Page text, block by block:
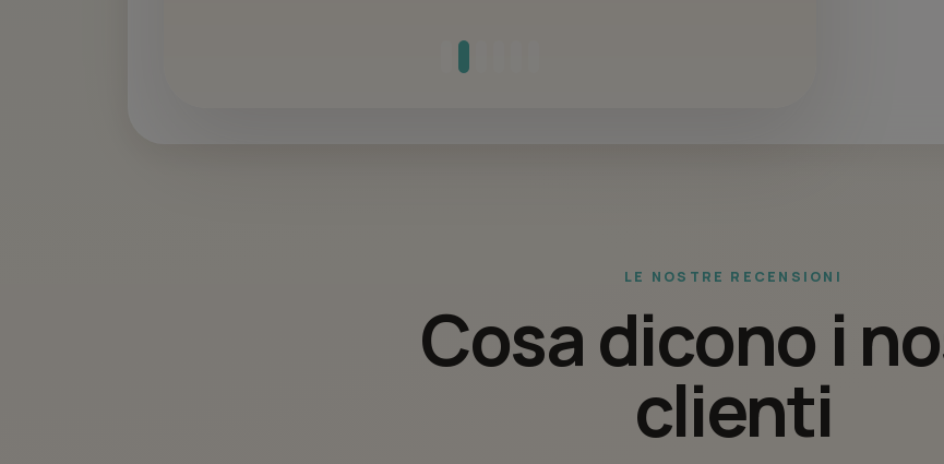
LE NOSTRE RECENSIONI
Cosa dicono i
clienti